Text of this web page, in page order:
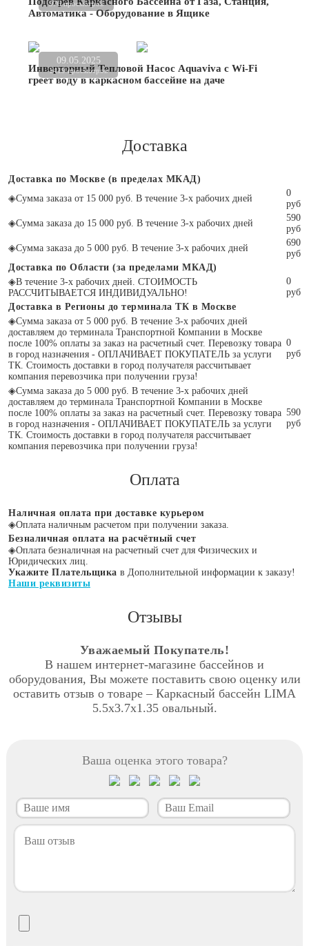
976 просмотров
Автоматика - Оборудование в Ящике
09.05.2025
1419 просмотров
Инверторный Тепловой Насос Aquaviva с Wi-Fi
греет воду в каркасном бассейне на даче
Доставка
Доставка по Москве (в пределах МКАД)
◈Сумма заказа от 15 000 руб. В течение 3-х рабочих дней
0
руб
◈Сумма заказа до 15 000 руб. В течение 3-х рабочих дней
590
руб
◈Сумма заказа до 5 000 руб. В течение 3-х рабочих дней
690
руб
Доставка по Области (за пределами МКАД)
◈В течение 3-х рабочих дней. СТОИМОСТЬ
РАССЧИТЫВАЕТСЯ ИНДИВИДУАЛЬНО!
0
руб
Доставка в Регионы до терминала ТК в Москве
◈Сумма заказа от 5 000 руб. В течение 3-х рабочих дней
доставляем до терминала Транспортной Компании в Москве
после 100% оплаты за заказ на расчетный счет. Перевозку товара
в город назначения - ОПЛАЧИВАЕТ ПОКУПАТЕЛЬ за услуги
ТК. Стоимость доставки в город получателя рассчитывает
компания перевозчика при получении груза!
0
руб
◈Сумма заказа до 5 000 руб. В течение 3-х рабочих дней
доставляем до терминала Транспортной Компании в Москве
после 100% оплаты за заказ на расчетный счет. Перевозку товара
в город назначения - ОПЛАЧИВАЕТ ПОКУПАТЕЛЬ за услуги
ТК. Стоимость доставки в город получателя рассчитывает
компания перевозчика при получении груза!
590
руб
Оплата
Наличная оплата при доставке курьером
◈Оплата наличным расчетом при получении заказа.
Безналичная оплата на расчётный счет
◈Оплата безналичная на расчетный счет для Физических и
Юридических лиц.
Укажите Плательщика в Дополнительной информации к заказу!
Наши реквизиты
Отзывы
Уважаемый Покупатель!
В нашем интернет-магазине бассейнов и
оборудования, Вы можете поставить свою оценку или
оставить отзыв о товаре – Каркасный бассейн LIMA
5.5x3.7х1.35 овальный.
Ваша оценка этого товара?